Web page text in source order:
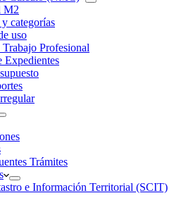
M2
categorías
uso
Trabajo Profesional
Expedientes
Trámites
e Información Territorial (SCIT)